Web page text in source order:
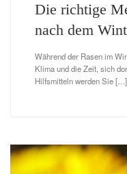
Die richtige
nach dem
Während der Rasen im
Klima und die Zeit, sich
Hilfsmitteln werden Sie […]